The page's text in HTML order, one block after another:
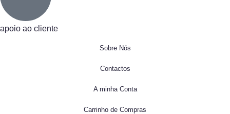
apoio ao cliente
Sobre Nós
Contactos
A minha Conta
Carrinho de Compras